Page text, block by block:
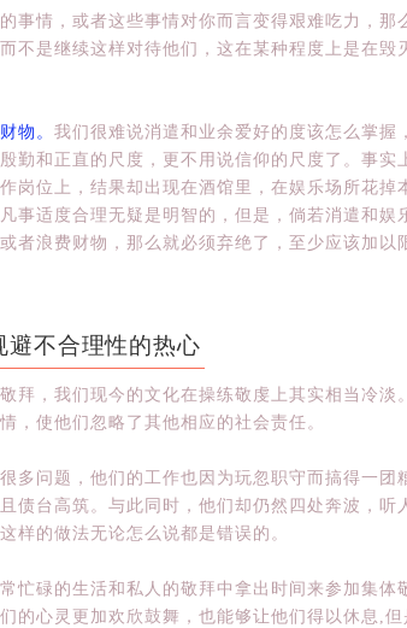
事情，或者这些事情对你而言变得艰难吃力，那
不是继续这样对待他们，这在某种程度上是在毁
物。我们很难说消遣和业余爱好的度该怎么掌握
勤和正直的尺度，更不用说信仰的尺度了。事实
岗位上，结果却出现在酒馆里，在娱乐场所花掉
事适度合理无疑是明智的，但是，倘若消遣和娱
者浪费财物，那么就必须弃绝了，至少应该加以
避不合理性的热心
拜，我们现今的文化在操练敬虔上其实相当冷淡
，使他们忽略了其他相应的社会责任。
多问题，他们的工作也因为玩忽职守而搞得一团
债台高筑。与此同时，他们却仍然四处奔波，听
样的做法无论怎么说都是错误的。
忙碌的生活和私人的敬拜中拿出时间来参加集体
的心灵更加欢欣鼓舞，也能够让他们得以休息,但